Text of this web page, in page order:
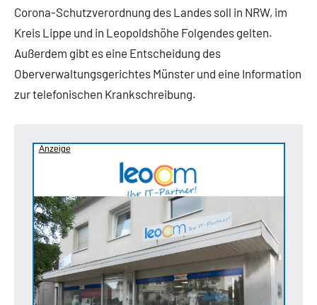
Corona-Schutzverordnung des Landes soll in NRW, im
Kreis Lippe und in Leopoldshöhe Folgendes gelten.
Außerdem gibt es eine Entscheidung des
Oberverwaltungsgerichtes Münster und eine Information
zur telefonischen Krankschreibung.
Anzeige